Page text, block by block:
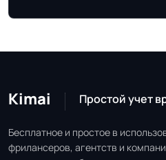
Kimai Простой учет
Бесплатное и простое в
фрилансеров, агентств и